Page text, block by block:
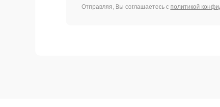
Отправляя, Вы соглашаетесь с политикой